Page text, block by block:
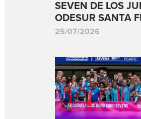
SEVEN DE LOS
ODESUR SANTA
25/07/2026